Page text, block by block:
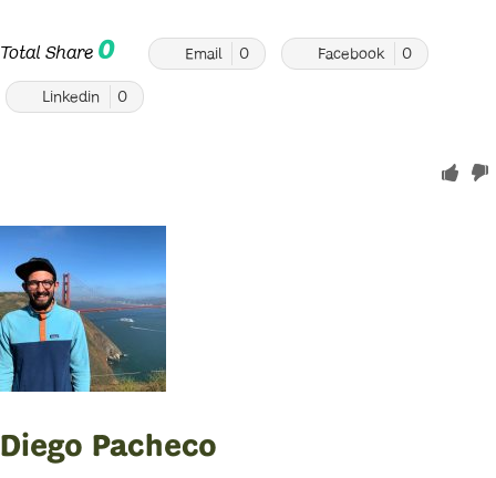
Total Share 0 Email 0 Facebook 0
Linkedin 0
Diego Pacheco